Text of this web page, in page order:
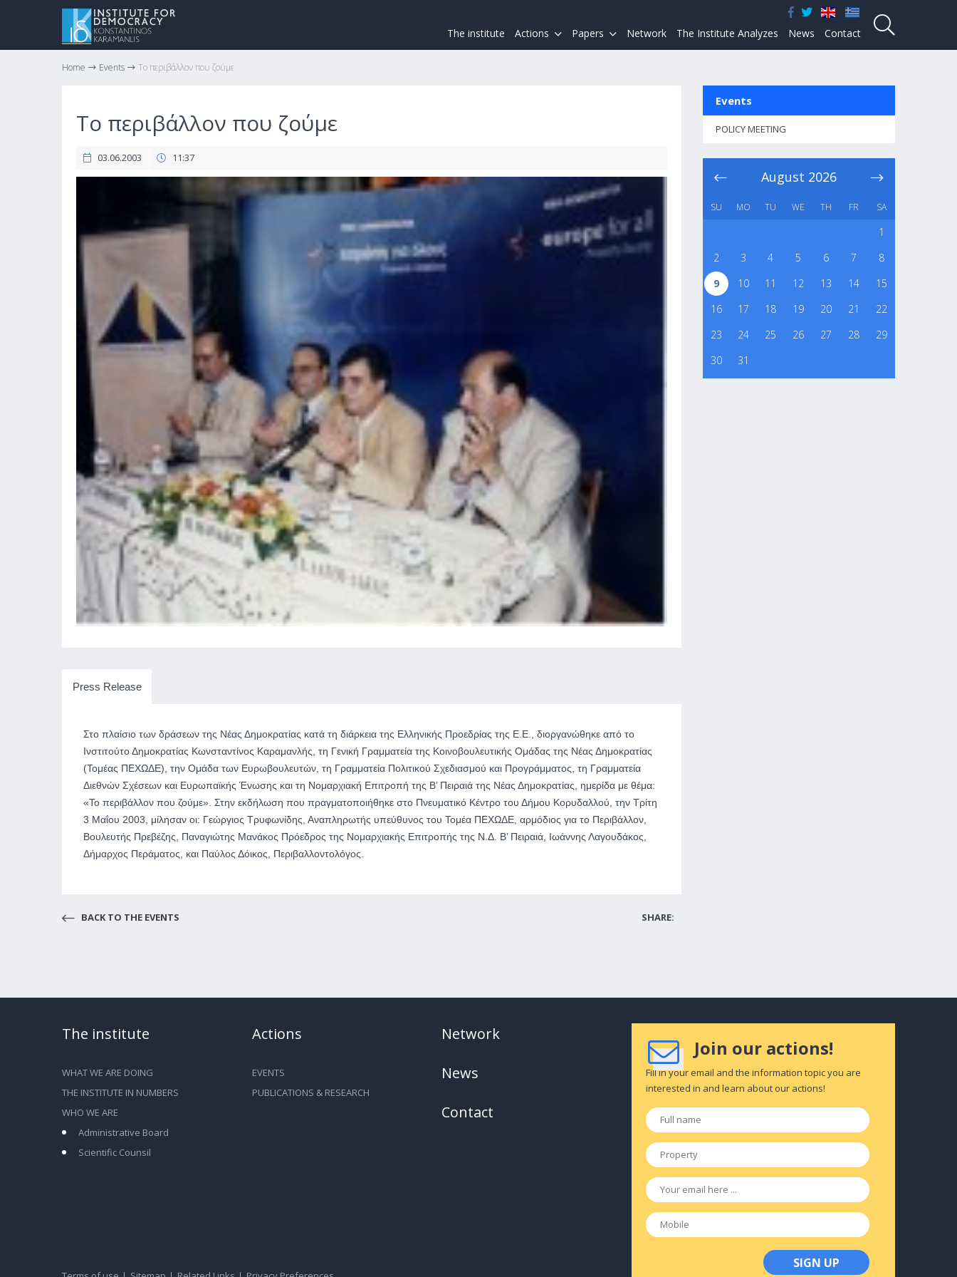
The institute Actions Papers Network The Institute Analyzes News Contact
Home Events Το περιβάλλον που ζούμε
Το περιβάλλον που ζούμε
03.06.2003 11:37
Press Release
Στο πλαίσιο των δράσεων της Νέας Δημοκρατίας κατά τη διάρκεια της Ελληνικής Προεδρίας της Ε.Ε., διοργανώθηκε από το
Ινστιτούτο Δημοκρατίας Κωνσταντίνος Καραμανλής, τη Γενική Γραμματεία της Κοινοβουλευτικής Ομάδας της Νέας Δημοκρατίας
(Τομέας ΠΕΧΩΔΕ), την Ομάδα των Ευρωβουλευτών, τη Γραμματεία Πολιτικού Σχεδιασμού και Προγράμματος, τη Γραμματεία
Διεθνών Σχέσεων και Ευρωπαϊκής Ένωσης και τη Νομαρχιακή Επιτροπή της Β’ Πειραιά της Νέας Δημοκρατίας, ημερίδα με θέμα:
«Το περιβάλλον που ζούμε». Στην εκδήλωση που πραγματοποιήθηκε στο Πνευματικό Κέντρο του Δήμου Κορυδαλλού, την Τρίτη
3 Μαΐου 2003, μίλησαν οι: Γεώργιος Τρυφωνίδης, Αναπληρωτής υπεύθυνος του Τομέα ΠΕΧΩΔΕ, αρμόδιος για το Περιβάλλον,
Βουλευτής Πρεβέζης, Παναγιώτης Μανάκος Πρόεδρος της Νομαρχιακής Επιτροπής της Ν.Δ. Β’ Πειραιά, Ιωάννης Λαγουδάκος,
Δήμαρχος Περάματος, και Παύλος Δόικος, Περιβαλλοντολόγος.
BACK TO THE EVENTS SHARE:
Events
POLICY MEETING
August 2026
SU MO TU WE TH FR SA
1
2
3 4 5 6 7
8
9
10 11 12 13 14
15
16
17 18 19 20 21
22
23
24 25 26 27 28
29
30
31
The institute
WHAT WE ARE DOING
THE INSTITUTE IN NUMBERS
WHO WE ARE
Administrative Board
Scientific Counsil
Actions
EVENTS
PUBLICATIONS & RESEARCH
Network
News
Contact
Join our actions!
Fill in your email and the information topic you are
interested in and learn about our actions!
Full
name
*
Property
Email
Mobile